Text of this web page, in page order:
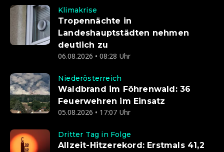
Klimakrise
Tropennächte in
Landeshauptstädten nehmen
deutlich zu
06.08.2026 • 08:28 Uhr
Niederösterreich
Waldbrand im Föhrenwald: 36
Feuerwehren im Einsatz
05.08.2026 • 17:07 Uhr
Dritter Tag in Folge
Allzeit-Hitzerekord: Erstmals 41,2